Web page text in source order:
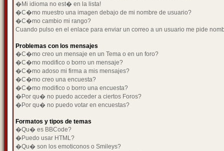
�Mi idioma no est� en la lista!
�C�mo muestro una imagen debajo de mi nombre de usuario?
�C�mo cambio mi rango?
Cuando pulso en el enlace para enviar un correo a un usuario me pide
Problemas con los mensajes
�C�mo creo un mensaje en un Tema o en un foro?
�C�mo modifico o borro un mensaje?
�C�mo adoso mi firma a mis mensajes?
�C�mo creo una encuesta?
�C�mo modifico o borro una encuesta?
�Por qu� no puedo acceder a ciertos Foros?
�Por qu� no puedo votar en encuestas?
Formatos y tipos de temas
�Qu� es BBCode?
�Puedo usar HTML?
�Qu� son los emoticonos o Smileys?